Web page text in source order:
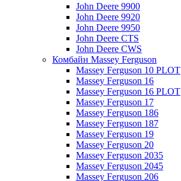
John Deere 9900
John Deere 9920
John Deere 9950
John Deere CTS
John Deere CWS
Комбайн Massey Ferguson
Massey Ferguson 10 PLOT
Massey Ferguson 16
Massey Ferguson 16 PLOT
Massey Ferguson 17
Massey Ferguson 186
Massey Ferguson 187
Massey Ferguson 19
Massey Ferguson 20
Massey Ferguson 2035
Massey Ferguson 2045
Massey Ferguson 206